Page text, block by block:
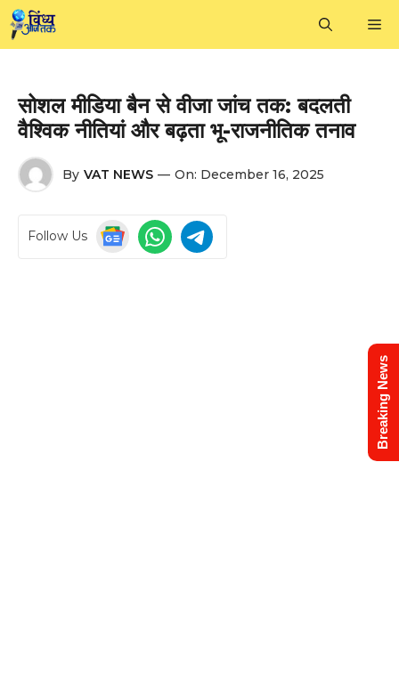
Skip
to
सोशल मीडिया बैन से वीजा जांच तक: बदलती
वैश्विक नीतियां और बढ़ता भू-राजनीतिक तनाव
By VAT NEWS — On: December 16, 2025
Follow Us
Breaking News